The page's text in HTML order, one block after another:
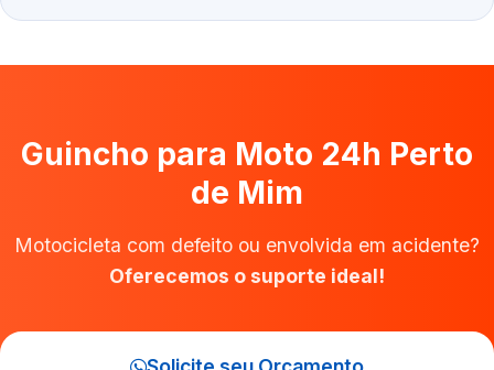
Guincho para Moto 24h Perto
de Mim
Motocicleta com defeito ou envolvida em acidente?
Oferecemos o suporte ideal!